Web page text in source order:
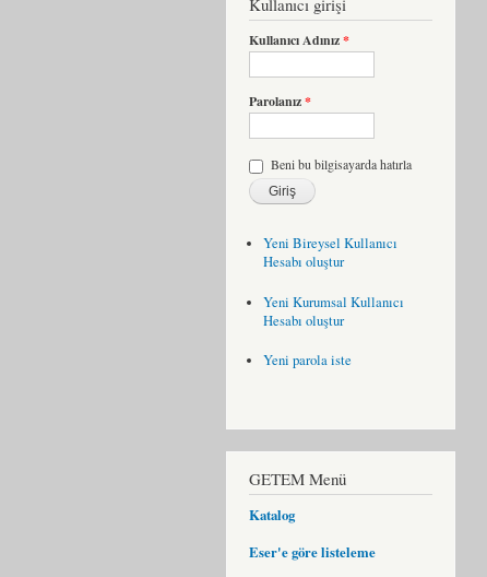
Kullanıcı Adınız*
Parolanız*
Beni bu bilgisayarda hatırla
Yeni Bireysel Kullanıcı
Hesabı oluştur
Yeni Kurumsal Kullanıcı
Hesabı oluştur
Yeni parola iste
GETEM Menü
Katalog
Eser'e göre listeleme